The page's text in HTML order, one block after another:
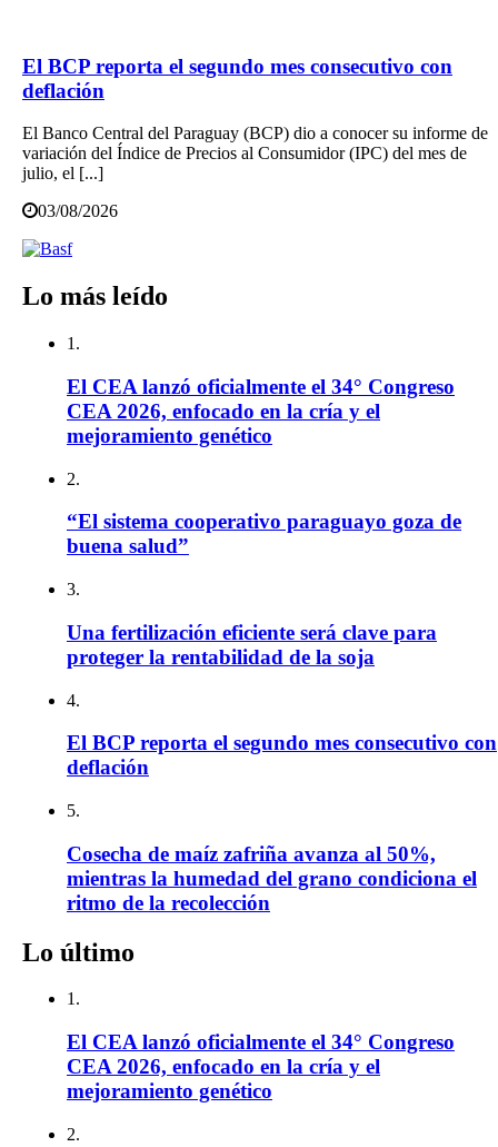
El BCP reporta el segundo mes consecutivo con
deflación
El Banco Central del Paraguay (BCP) dio a conocer su informe de
variación del Índice de Precios al Consumidor (IPC) del mes de
julio, el [...]
03/08/2026
Lo más leído
1.
El CEA lanzó oficialmente el 34° Congreso
CEA 2026, enfocado en la cría y el
mejoramiento genético
2.
“El sistema cooperativo paraguayo goza de
buena salud”
3.
Una fertilización eficiente será clave para
proteger la rentabilidad de la soja
4.
El BCP reporta el segundo mes consecutivo con
deflación
5.
Cosecha de maíz zafriña avanza al 50%,
mientras la humedad del grano condiciona el
ritmo de la recolección
Lo último
1.
El CEA lanzó oficialmente el 34° Congreso
CEA 2026, enfocado en la cría y el
mejoramiento genético
2.